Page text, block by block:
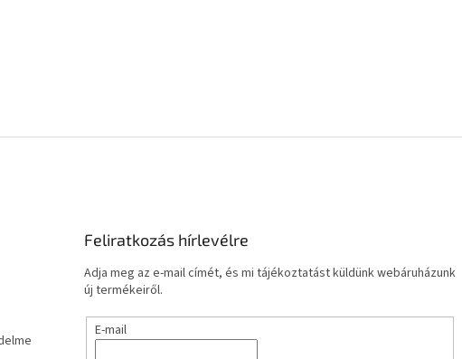
Feliratkozás hírlevélre
Adja meg az e-mail címét, és mi tájékoztatást küldünk webáruházunk
új termékeiről.
E-mail